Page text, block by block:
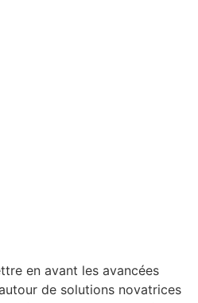
en avant les avancées
de solutions novatrices